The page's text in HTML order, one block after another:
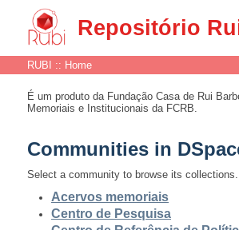
Repositório
RUBI :: Home
RUBI :: Home
É um produto da Fundação Casa de Rui
Memoriais e Institucionais da FCRB.
Communities in
Select a community to browse its collections.
Acervos memoriais
Centro de Pesquisa